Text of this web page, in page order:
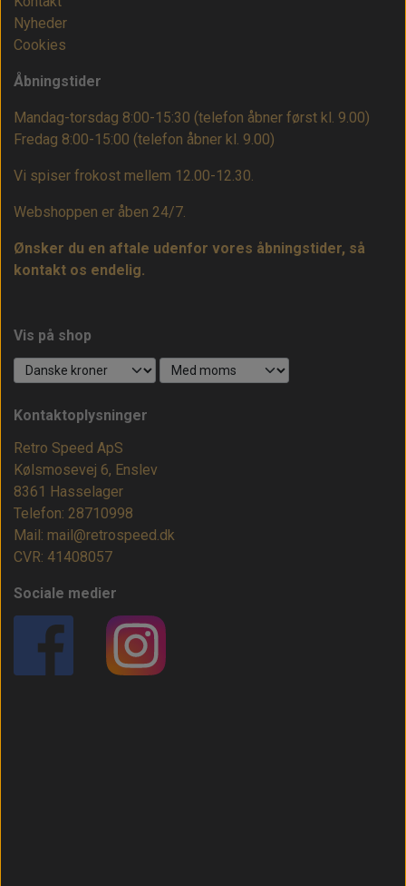
Nyheder
Cookies
Åbningstider
Mandag-torsdag 8:00-15:30 (telefon åbner først kl. 9.00)
Fredag 8:00-15:00 (telefon åbner kl. 9.00)
Vi spiser frokost mellem 12.00-12.30.
Webshoppen er åben 24/7.
Ønsker du en aftale udenfor vores åbningstider, så
kontakt os endelig.
Vis på shop
Kontaktoplysninger
Retro Speed ApS
Kølsmosevej 6, Enslev
8361 Hasselager
Telefon: 28710998
Mail: mail@retrospeed.dk
CVR: 41408057
Sociale medier